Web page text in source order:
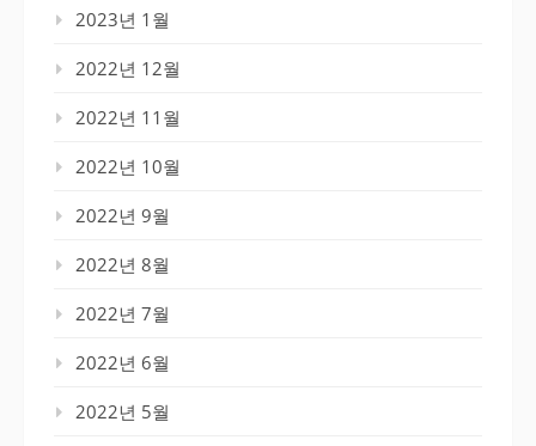
2023년 1월
2022년 12월
2022년 11월
2022년 10월
2022년 9월
2022년 8월
2022년 7월
2022년 6월
2022년 5월